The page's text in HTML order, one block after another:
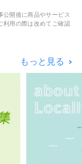
～全国をネットワ
経済社会の好循環
機構 /事務局
究所
〒530-0001大
毎日新聞ビル E-
TEL：
公開後に商品やサービス
利用の際は改めてご確認
もっと見る